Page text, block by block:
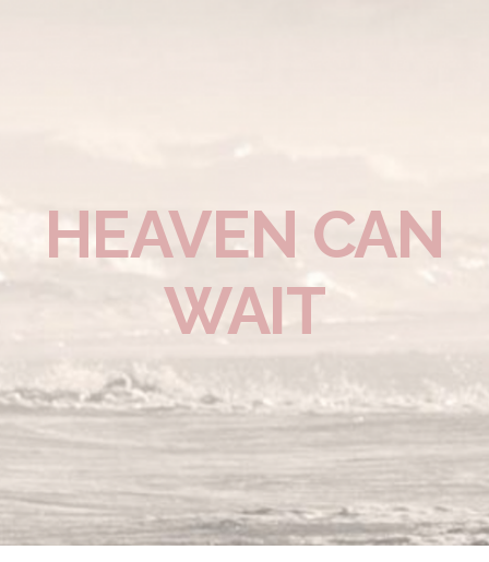
HEAVEN CAN
WAIT